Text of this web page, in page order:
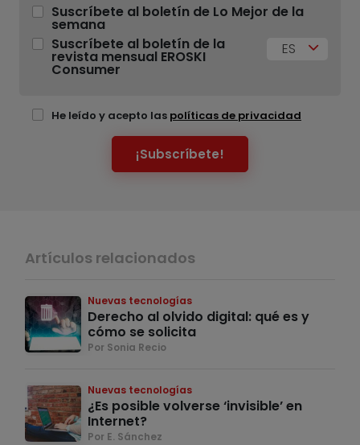
Suscríbete al boletín de Lo Mejor de la
semana
Suscríbete al boletín de la
revista mensual EROSKI
Consumer
ES
He leído y acepto las políticas de privacidad
¡Subscríbete!
Artículos relacionados
Nuevas tecnologías
Derecho al olvido digital: qué es y
cómo se solicita
Por Sonia Recio
Nuevas tecnologías
¿Es posible volverse ‘invisible’ en
Internet?
Por E. Sánchez